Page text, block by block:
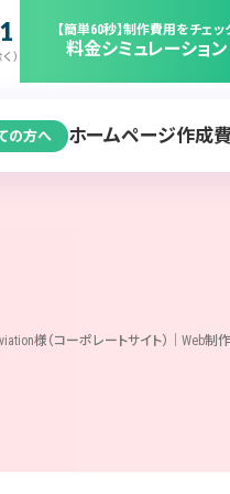
）
【簡単60秒】制作費用をチェッ
料金シミュレーション
の方へ ホームページ作成
様（コーポレートサイト）｜Web